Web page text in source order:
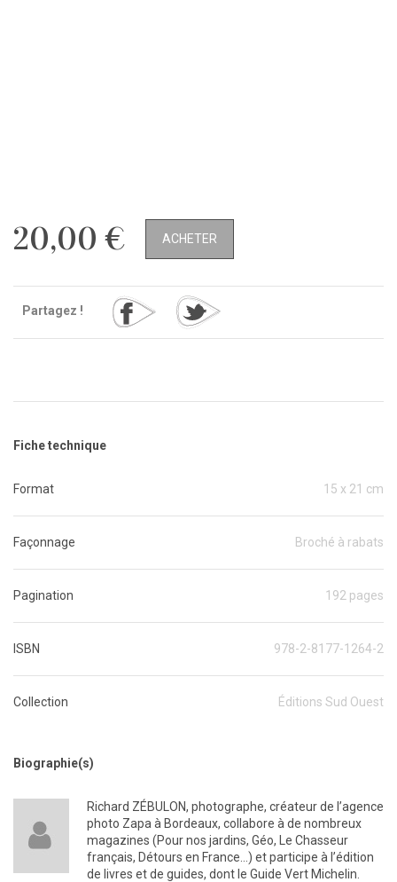
20,00 € ACHETER
Partagez !
Fiche technique
Format 15 x 21 cm
Façonnage Broché à rabats
Pagination 192 pages
ISBN 978-2-8177-1264-2
Collection Éditions Sud Ouest
Biographie(s)
Richard ZÉBULON, photographe, créateur de l’agence
photo Zapa à Bordeaux, collabore à de nombreux
magazines (Pour nos jardins, Géo, Le Chasseur
français, Détours en France…) et participe à l’édition
de livres et de guides, dont le Guide Vert Michelin.